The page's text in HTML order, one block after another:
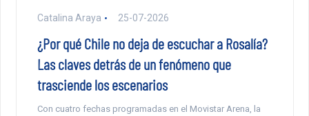
Catalina Araya 25-07-2026
¿Por qué Chile no deja de escuchar a Rosalía?
Las claves detrás de un fenómeno que
trasciende los escenarios
Con cuatro fechas programadas en el Movistar Arena, la